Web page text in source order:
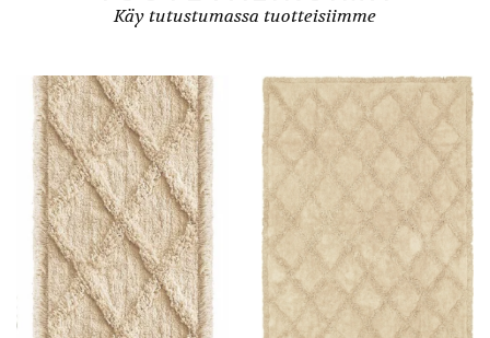
Käy tutustumassa tuotteisiimme